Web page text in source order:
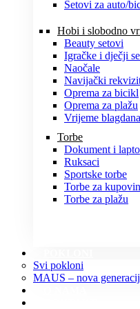
Setovi za auto/
Hobi i slobodno
Beauty setovi
Igračke i dječji
Naočale
Navijački
Oprema za bicikl
Oprema za plažu
Vrijeme blagdana
Torbe
Dokument i
Ruksaci
Sportske torbe
Torbe za
Torbe za plažu
Svi pokloni
MAUS – nova